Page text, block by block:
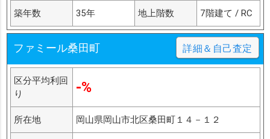
築年数 35年 地上階数 7階建て / RC
ファミール桑田町 詳細＆自己査定
区分平均利回
り
-%
所在地 岡山県岡山市北区桑田町１４－１２